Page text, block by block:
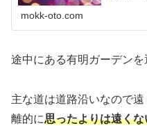
mokk-oto.com
途中にある有明ガーデンを
主な道は道路沿いなので
離的に思ったよりは遠くな